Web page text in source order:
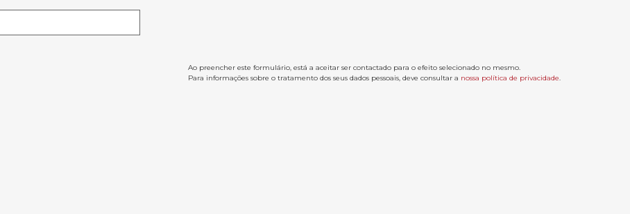
Ao preencher este formulário, está a aceitar ser contactado para o efeito selecionado no mesmo.
Para informações sobre o tratamento dos seus dados pessoais, deve consultar a nossa política de privacidade.